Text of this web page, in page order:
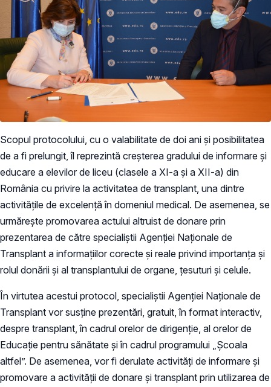
Scopul protocolului, cu o valabilitate de doi ani și posibilitatea
de a fi prelungit, îl reprezintă creșterea gradului de informare și
educare a elevilor de liceu (clasele a XI-a și a XII-a) din
România cu privire la activitatea de transplant, una dintre
activitățile de excelență în domeniul medical. De asemenea, se
urmărește promovarea actului altruist de donare prin
prezentarea de către specialiștii Agenției Naționale de
Transplant a informațiilor corecte și reale privind importanța și
rolul donării și al transplantului de organe, țesuturi și celule.
În virtutea acestui protocol, specialiștii Agenției Naționale de
Transplant vor susține prezentări, gratuit, în format interactiv,
despre transplant, în cadrul orelor de dirigenție, al orelor de
Educație pentru sănătate și în cadrul programului „Școala
altfel”. De asemenea, vor fi derulate activități de informare și
promovare a activității de donare și transplant prin utilizarea de